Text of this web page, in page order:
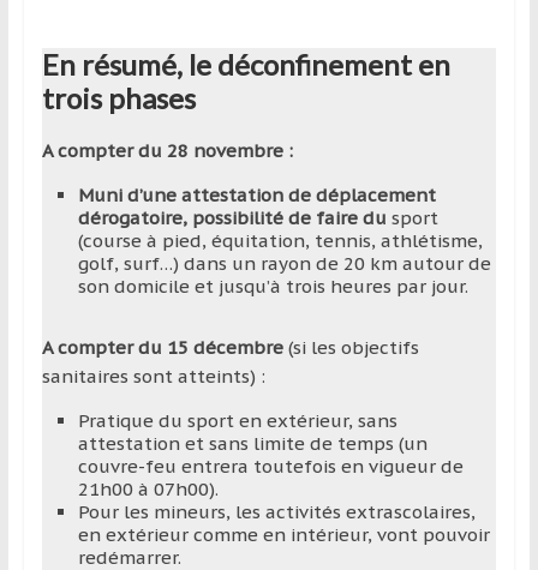
En résumé, le déconfinement en
trois phases
A compter du 28 novembre :
Muni d’une attestation de déplacement
dérogatoire, possibilité de faire du sport
(course à pied, équitation, tennis, athlétisme,
golf, surf…) dans un rayon de 20 km autour de
son domicile et jusqu’à trois heures par jour.
A compter du 15 décembre(si les objectifs
sanitaires sont atteints) :
Pratique du sport en extérieur, sans
attestation et sans limite de temps (un
couvre-feu entrera toutefois en vigueur de
21h00 à 07h00).
Pour les mineurs, les activités extrascolaires,
en extérieur comme en intérieur, vont pouvoir
redémarrer.